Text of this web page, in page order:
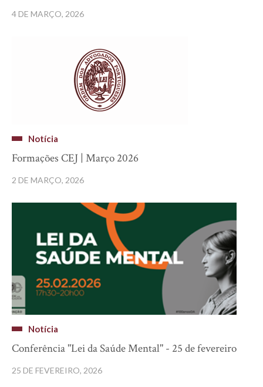
4 DE MARÇO, 2026
Notícia
Formações CEJ | Março 2026
2 DE MARÇO, 2026
Notícia
Conferência "Lei da Saúde Mental" - 25 de fevereiro
25 DE FEVEREIRO, 2026